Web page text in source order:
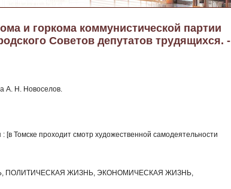
и горкома коммунистической партии
Советов депутатов трудящихся. -
А. Н. Новоселов.
[в Томске проходит смотр художественной самодеятельности
ПОЛИТИЧЕСКАЯ ЖИЗНЬ, ЭКОНОМИЧЕСКАЯ ЖИЗНЬ,